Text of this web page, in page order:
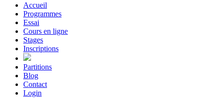
Accueil
Programmes
Essai
Cours en ligne
Stages
Inscriptions
Partitions
Blog
Contact
Login